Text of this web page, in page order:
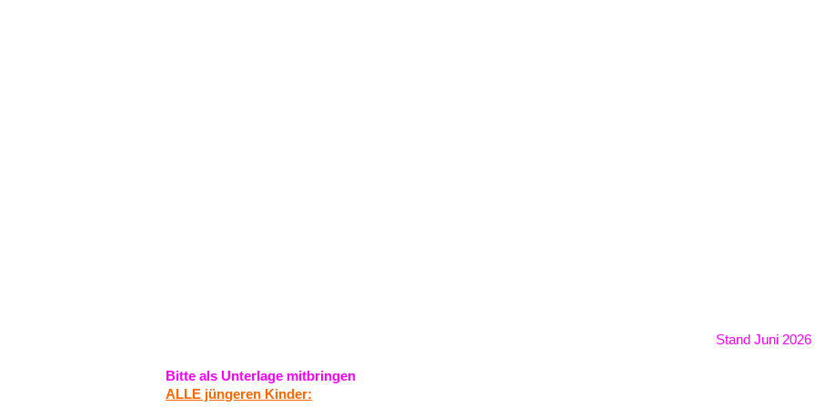
Stand Juni 2026
Bitte als Unter­la­ge mitbringen
ALLE jünge­ren Kinder: